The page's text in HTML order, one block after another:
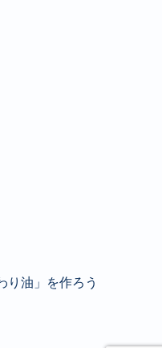
り油」を作ろう